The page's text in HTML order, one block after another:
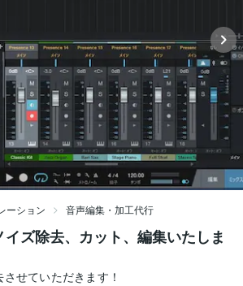
ーション 音声編集・加工代行
ズ除去、カット、編集いたしま
せていただきます！